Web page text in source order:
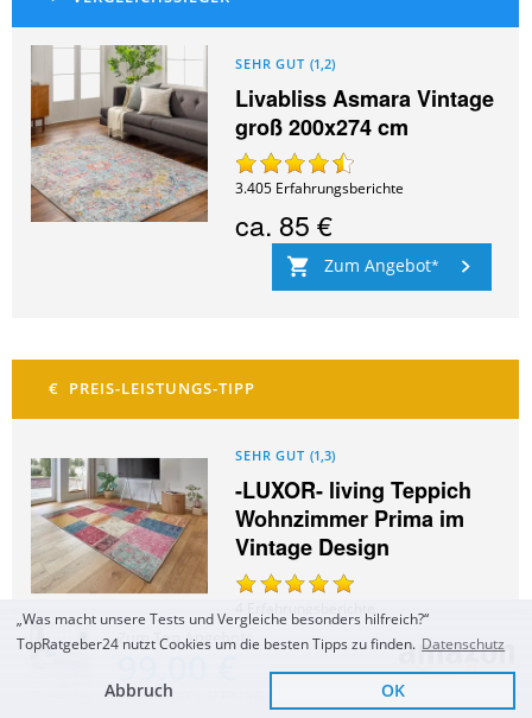
Zum Top Angebot
KOSTENLOSE LIEFERUNG
SEHR GUT (1,2)
Livabliss Asmara Vintage
groß 200x274 cm
3.405 Erfahrungsberichte
ca. 85 €
Zum Angebot
SEHR GUT (1,3)
-LUXOR- living Teppich
Wohnzimmer Prima im
Vintage Design
ca.87 €
Zum Angebot
„Was macht unsere Tests und Vergleiche besonders hilfreich?“
TopRatgeber24 nutzt Cookies um die besten Tipps zu finden. Datenschutz
Abbruch OK